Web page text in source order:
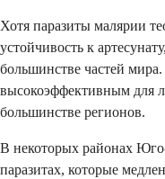
Хотя паразиты малярии
устойчивость к
большинстве частей мира.
высокоэффективным для
большинстве регионов.
В некоторых районах
паразитах, которые